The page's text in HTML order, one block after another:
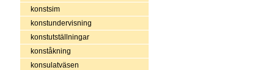
konstsim
konstundervisning
konstutställningar
konståkning
konsulatväsen